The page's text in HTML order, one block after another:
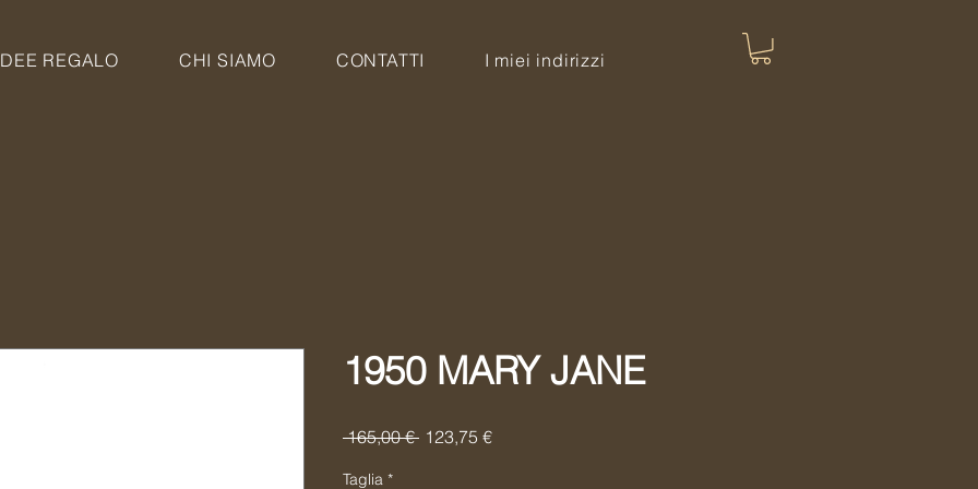
REGALO CHI SIAMO CONTATTI I miei indirizzi
1950 MARY JANE
165,00 € Prezzo
123,75 €Prezzo
Taglia *